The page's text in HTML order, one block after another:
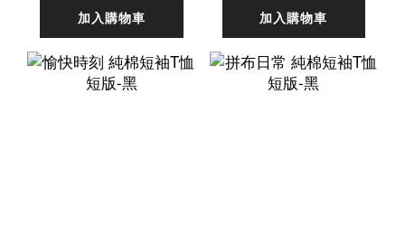
加入購物車 加入購物車